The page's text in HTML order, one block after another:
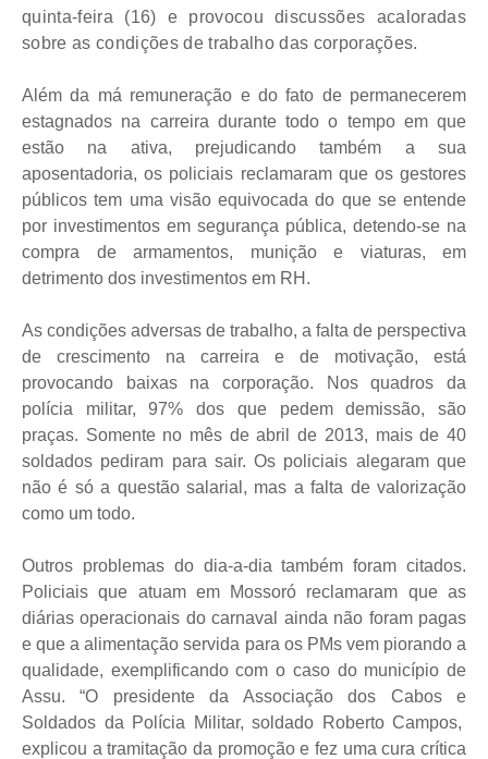
quinta-feira (16) e provocou discussões acaloradas
sobre as condições de trabalho das corporações.
Além da má remuneração e do fato de permanecerem
estagnados na carreira durante todo o tempo em que
estão na ativa, prejudicando também a sua
aposentadoria, os policiais reclamaram que os gestores
públicos tem uma visão equivocada do que se entende
por investimentos em segurança pública, detendo-se na
compra de armamentos, munição e viaturas, em
detrimento dos investimentos em RH.
As condições adversas de trabalho, a falta de perspectiva
de crescimento na carreira e de motivação, está
provocando baixas na corporação. Nos quadros da
polícia militar, 97% dos que pedem demissão, são
praças. Somente no mês de abril de 2013, mais de 40
soldados pediram para sair. Os policiais alegaram que
não é só a questão salarial, mas a falta de valorização
como um todo.
Outros problemas do dia-a-dia também foram citados.
Policiais que atuam em Mossoró reclamaram que as
diárias operacionais do carnaval ainda não foram pagas
e que a alimentação servida para os PMs vem piorando a
qualidade, exemplificando com o caso do município de
Assu. “O presidente da Associação dos Cabos e
Soldados da Polícia Militar, soldado Roberto Campos,
explicou a tramitação da promoção e fez uma cura crítica